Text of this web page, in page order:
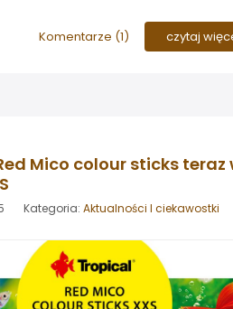
Komentarze (1) czytaj
Mico colour sticks teraz
Kategoria: Aktualności I ciekawostki